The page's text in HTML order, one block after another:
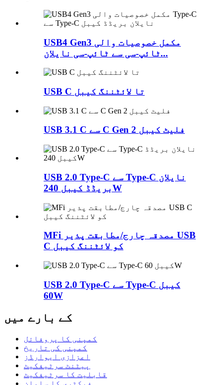
USB4 Gen3 مکمل خصوصیات والی
ٹائپ-سی سے ٹائپ-سی نایلان...
USB C تا لائٹننگ کیبل
USB 3.1 C سے C Gen 2 فلیٹ کیبل
USB 2.0 Type-C سے Type-C نایلان
بریڈڈ کیبل 240W
MFi مصدقہ چارج/مطابقت پذیر USB
C کو لائٹننگ کیبل
USB 2.0 Type-C سے Type-C کیبل
60W
کے بارے میں
کمپنی کا پروفائل
کمپنی کی تاریخ
اعزازی ایوارڈز
پیٹنٹ سرٹیفکیٹ
قابلیت کا سرٹیفکیٹ
فیکٹری کا سامان